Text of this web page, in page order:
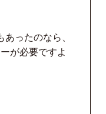
ったのなら、
が必要ですよ